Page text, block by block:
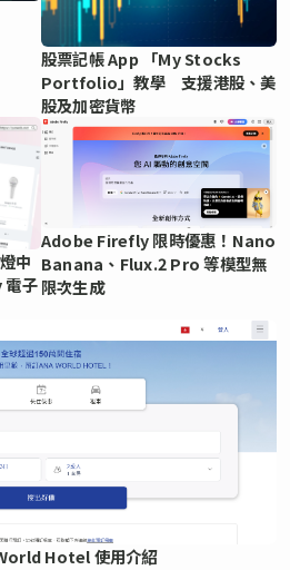
股票記帳 App 「My Stocks
Portfolio」教學 支援港股、美
股及加密貨幣
中
子
Adobe Firefly 限時優惠！Nano
Banana、Flux.2 Pro 等模型無
限次生成
Hotel 使用介紹